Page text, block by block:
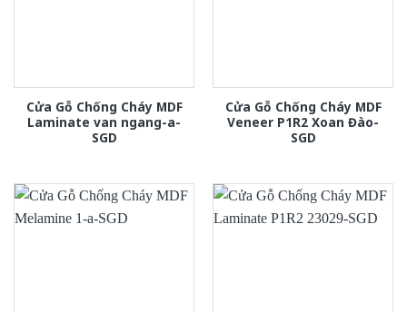
Cửa Gỗ Chống Cháy MDF
Laminate van ngang-a-
SGD
Cửa Gỗ Chống Cháy MDF
Veneer P1R2 Xoan Đào-
SGD